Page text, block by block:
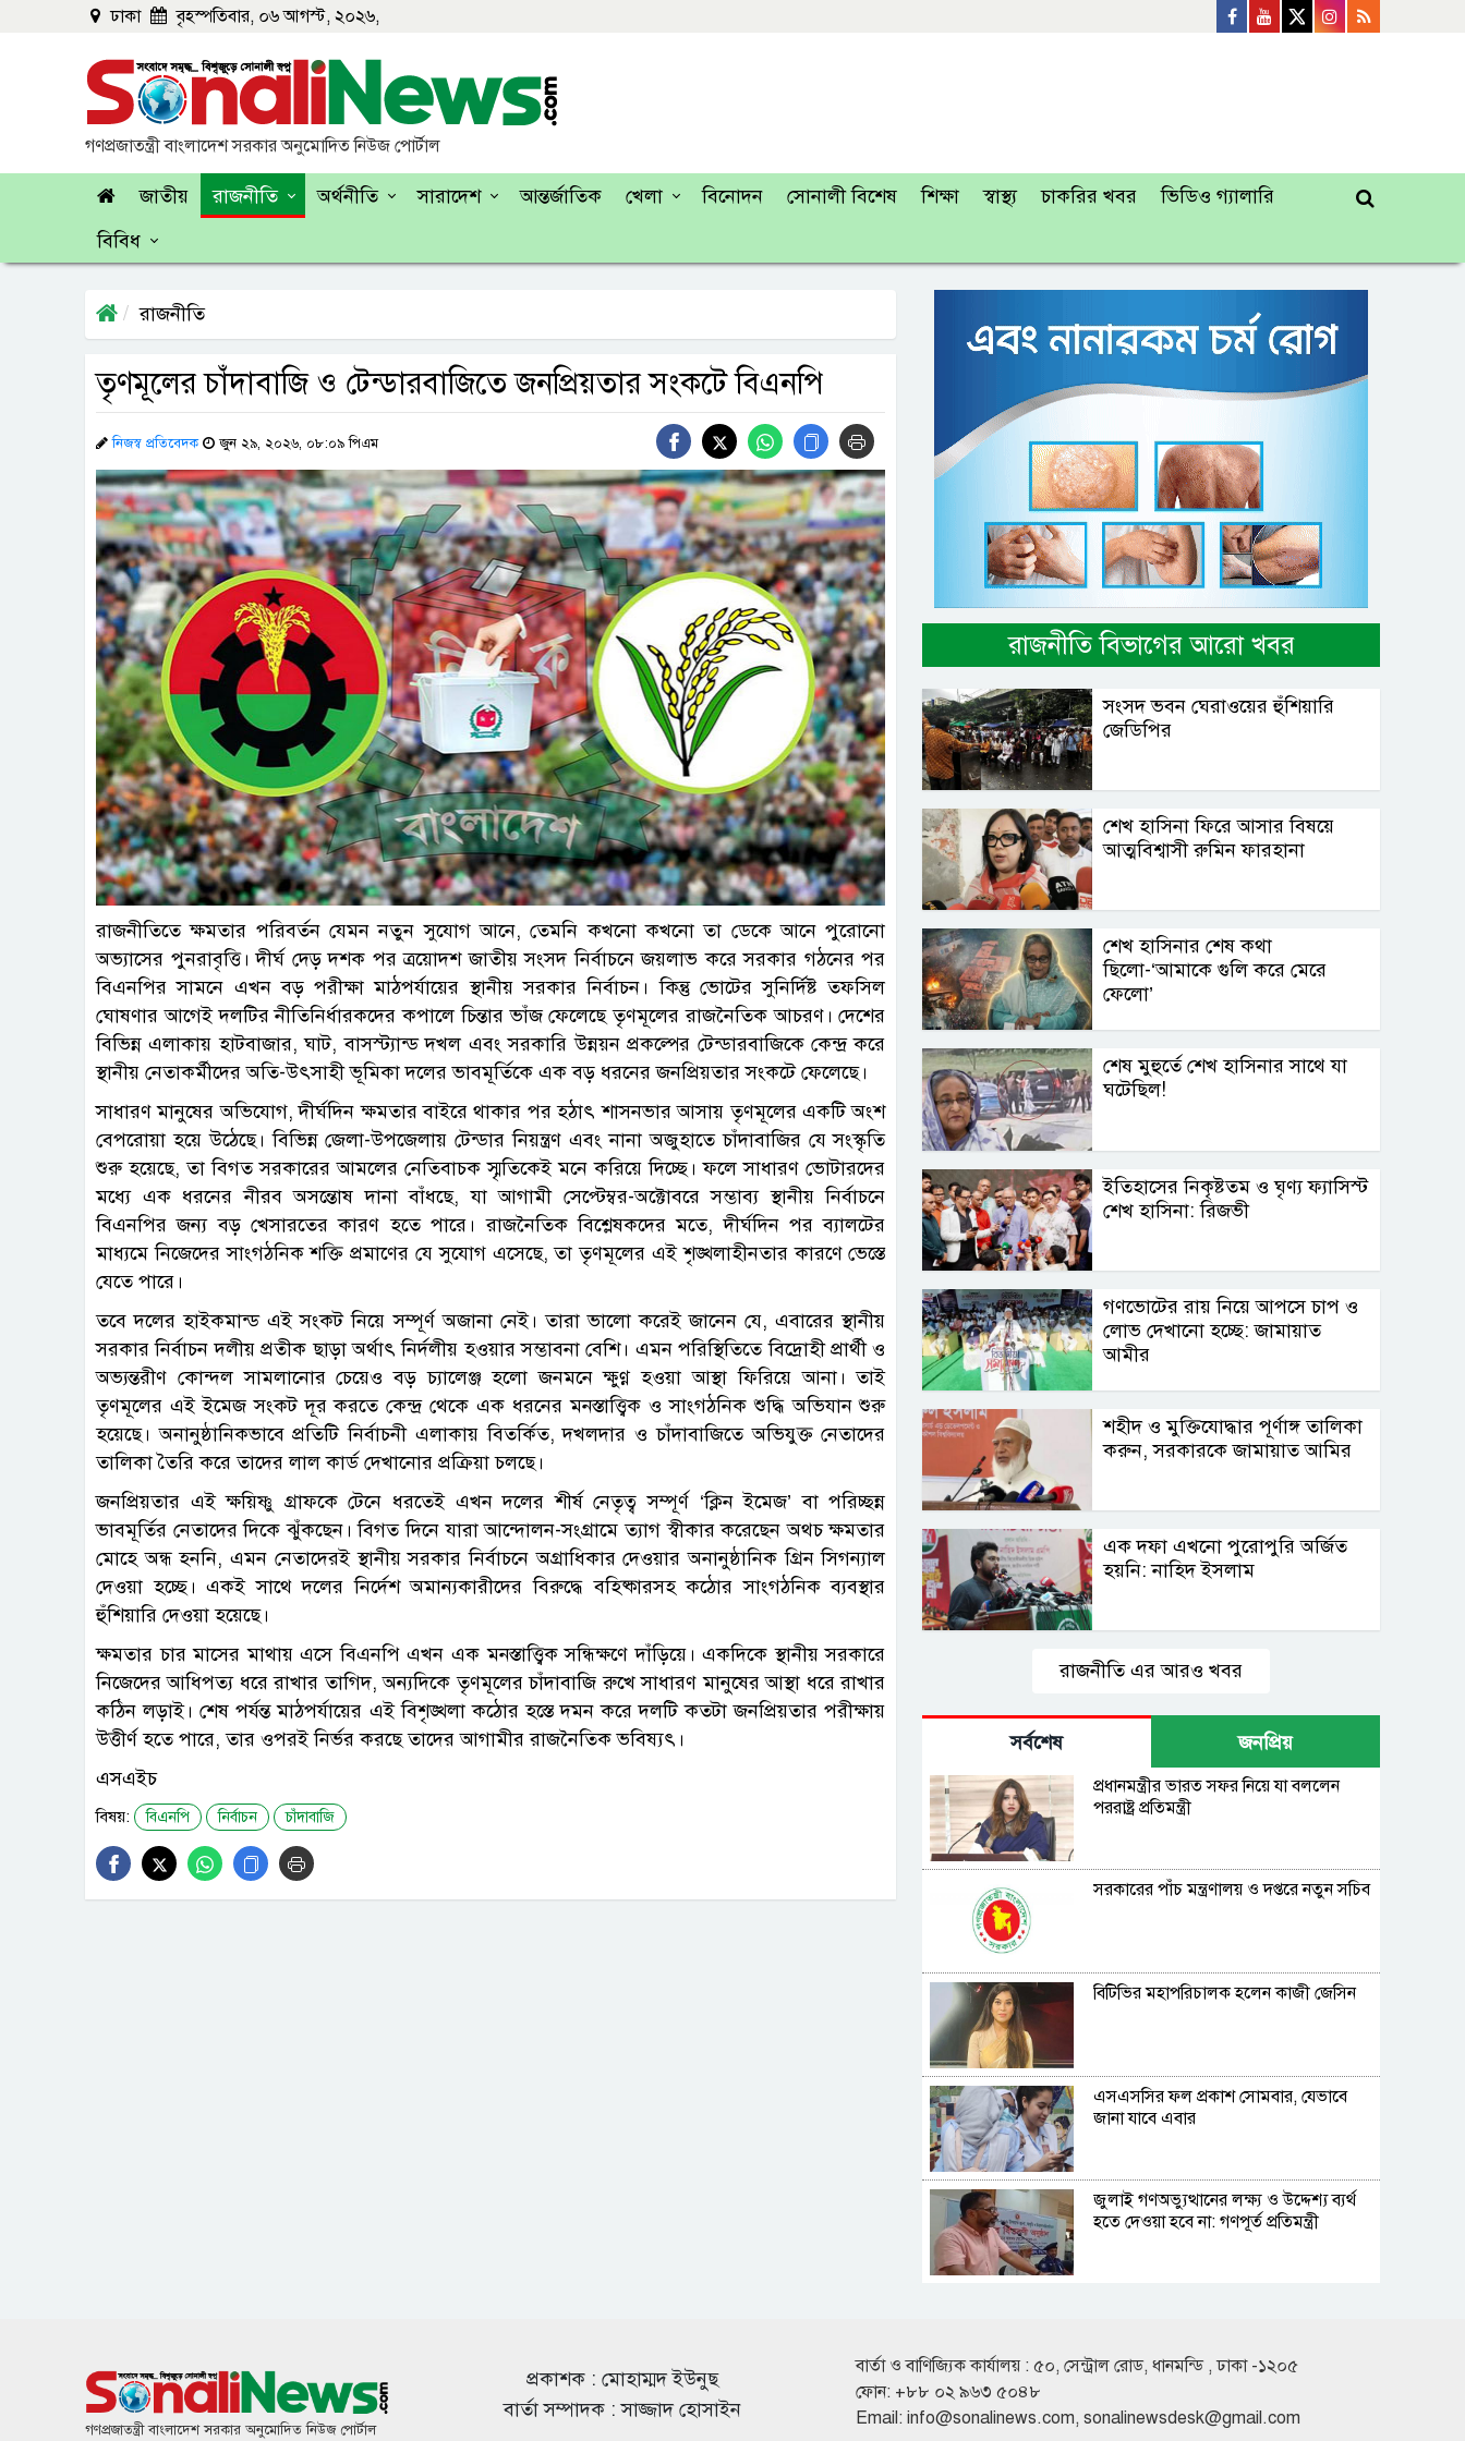
ঢাকা বৃহস্পতিবার, ০৬ আগস্ট, ২০২৬,
গণপ্রজাতন্ত্রী বাংলাদেশ সরকার অনুমোদিত নিউজ পোর্টাল
জাতীয় রাজনীতি অর্থনীতি সারাদেশ আন্তর্জাতিক খেলা বিনোদন সোনালী বিশেষ শিক্ষা স্বাস্থ্য চাকরির খবর
ভিডিও গ্যালারি
বিবিধ
রাজনীতি
তৃণমূলের চাঁদাবাজি ও টেন্ডারবাজিতে জনপ্রিয়তার সংকটে বিএনপি
নিজস্ব প্রতিবেদক জুন ২৯, ২০২৬, ০৮:০৯ পিএম
ফাইল ছবি
রাজনীতিতে ক্ষমতার পরিবর্তন যেমন নতুন সুযোগ আনে, তেমনি কখনো কখনো তা ডেকে আনে পুরোনো
অভ্যাসের পুনরাবৃত্তি। দীর্ঘ দেড় দশক পর ত্রয়োদশ জাতীয় সংসদ নির্বাচনে জয়লাভ করে সরকার গঠনের পর
বিএনপির সামনে এখন বড় পরীক্ষা মাঠপর্যায়ের স্থানীয় সরকার নির্বাচন। কিন্তু ভোটের সুনির্দিষ্ট তফসিল
ঘোষণার আগেই দলটির নীতিনির্ধারকদের কপালে চিন্তার ভাঁজ ফেলেছে তৃণমূলের রাজনৈতিক আচরণ। দেশের
বিভিন্ন এলাকায় হাটবাজার, ঘাট, বাসস্ট্যান্ড দখল এবং সরকারি উন্নয়ন প্রকল্পের টেন্ডারবাজিকে কেন্দ্র করে
স্থানীয় নেতাকর্মীদের অতি-উৎসাহী ভূমিকা দলের ভাবমূর্তিকে এক বড় ধরনের জনপ্রিয়তার সংকটে ফেলেছে।
সাধারণ মানুষের অভিযোগ, দীর্ঘদিন ক্ষমতার বাইরে থাকার পর হঠাৎ শাসনভার আসায় তৃণমূলের একটি অংশ
বেপরোয়া হয়ে উঠেছে। বিভিন্ন জেলা-উপজেলায় টেন্ডার নিয়ন্ত্রণ এবং নানা অজুহাতে চাঁদাবাজির যে সংস্কৃতি
শুরু হয়েছে, তা বিগত সরকারের আমলের নেতিবাচক স্মৃতিকেই মনে করিয়ে দিচ্ছে। ফলে সাধারণ ভোটারদের
মধ্যে এক ধরনের নীরব অসন্তোষ দানা বাঁধছে, যা আগামী সেপ্টেম্বর-অক্টোবরে সম্ভাব্য স্থানীয় নির্বাচনে
বিএনপির জন্য বড় খেসারতের কারণ হতে পারে। রাজনৈতিক বিশ্লেষকদের মতে, দীর্ঘদিন পর ব্যালটের
মাধ্যমে নিজেদের সাংগঠনিক শক্তি প্রমাণের যে সুযোগ এসেছে, তা তৃণমূলের এই শৃঙ্খলাহীনতার কারণে ভেস্তে
যেতে পারে।
তবে দলের হাইকমান্ড এই সংকট নিয়ে সম্পূর্ণ অজানা নেই। তারা ভালো করেই জানেন যে, এবারের স্থানীয়
সরকার নির্বাচন দলীয় প্রতীক ছাড়া অর্থাৎ নির্দলীয় হওয়ার সম্ভাবনা বেশি। এমন পরিস্থিতিতে বিদ্রোহী প্রার্থী ও
অভ্যন্তরীণ কোন্দল সামলানোর চেয়েও বড় চ্যালেঞ্জ হলো জনমনে ক্ষুণ্ণ হওয়া আস্থা ফিরিয়ে আনা। তাই
তৃণমূলের এই ইমেজ সংকট দূর করতে কেন্দ্র থেকে এক ধরনের মনস্তাত্ত্বিক ও সাংগঠনিক শুদ্ধি অভিযান শুরু
হয়েছে। অনানুষ্ঠানিকভাবে প্রতিটি নির্বাচনী এলাকায় বিতর্কিত, দখলদার ও চাঁদাবাজিতে অভিযুক্ত নেতাদের
তালিকা তৈরি করে তাদের লাল কার্ড দেখানোর প্রক্রিয়া চলছে।
জনপ্রিয়তার এই ক্ষয়িষ্ণু গ্রাফকে টেনে ধরতেই এখন দলের শীর্ষ নেতৃত্ব সম্পূর্ণ ‘ক্লিন ইমেজ’ বা পরিচ্ছন্ন
ভাবমূর্তির নেতাদের দিকে ঝুঁকছেন। বিগত দিনে যারা আন্দোলন-সংগ্রামে ত্যাগ স্বীকার করেছেন অথচ ক্ষমতার
মোহে অন্ধ হননি, এমন নেতাদেরই স্থানীয় সরকার নির্বাচনে অগ্রাধিকার দেওয়ার অনানুষ্ঠানিক গ্রিন সিগন্যাল
দেওয়া হচ্ছে। একই সাথে দলের নির্দেশ অমান্যকারীদের বিরুদ্ধে বহিষ্কারসহ কঠোর সাংগঠনিক ব্যবস্থার
হুঁশিয়ারি দেওয়া হয়েছে।
ক্ষমতার চার মাসের মাথায় এসে বিএনপি এখন এক মনস্তাত্ত্বিক সন্ধিক্ষণে দাঁড়িয়ে। একদিকে স্থানীয় সরকারে
নিজেদের আধিপত্য ধরে রাখার তাগিদ, অন্যদিকে তৃণমূলের চাঁদাবাজি রুখে সাধারণ মানুষের আস্থা ধরে রাখার
কঠিন লড়াই। শেষ পর্যন্ত মাঠপর্যায়ের এই বিশৃঙ্খলা কঠোর হস্তে দমন করে দলটি কতটা জনপ্রিয়তার পরীক্ষায়
উত্তীর্ণ হতে পারে, তার ওপরই নির্ভর করছে তাদের আগামীর রাজনৈতিক ভবিষ্যৎ।
এসএইচ
বিষয়: বিএনপি নির্বাচন চাঁদাবাজি
রাজনীতি বিভাগের আরো খবর
সংসদ ভবন ঘেরাওয়ের হুঁশিয়ারি
জেডিপির
শেখ হাসিনা ফিরে আসার বিষয়ে
আত্মবিশ্বাসী রুমিন ফারহানা
শেখ হাসিনার শেষ কথা
ছিলো-‘আমাকে গুলি করে মেরে
ফেলো’
শেষ মুহুর্তে শেখ হাসিনার সাথে যা
ঘটেছিল!
ইতিহাসের নিকৃষ্টতম ও ঘৃণ্য ফ্যাসিস্ট
শেখ হাসিনা: রিজভী
গণভোটের রায় নিয়ে আপসে চাপ ও
লোভ দেখানো হচ্ছে: জামায়াত
আমীর
শহীদ ও মুক্তিযোদ্ধার পূর্ণাঙ্গ তালিকা
করুন, সরকারকে জামায়াত আমির
এক দফা এখনো পুরোপুরি অর্জিত
হয়নি: নাহিদ ইসলাম
রাজনীতি এর আরও খবর
সর্বশেষ জনপ্রিয়
প্রধানমন্ত্রীর ভারত সফর নিয়ে যা বললেন
পররাষ্ট্র প্রতিমন্ত্রী
সরকারের পাঁচ মন্ত্রণালয় ও দপ্তরে নতুন সচিব
বিটিভির মহাপরিচালক হলেন কাজী জেসিন
এসএসসির ফল প্রকাশ সোমবার, যেভাবে
জানা যাবে এবার
জুলাই গণঅভ্যুত্থানের লক্ষ্য ও উদ্দেশ্য ব্যর্থ
হতে দেওয়া হবে না: গণপূর্ত প্রতিমন্ত্রী
রুশ পারমাণবিক আইসব্রেকারে উত্তর মেরু
অভিযানে বাংলাদেশী শিক্ষার্থী প্রত্যয়
গণপ্রজাতন্ত্রী বাংলাদেশ সরকার অনুমোদিত নিউজ পোর্টাল
প্রকাশক : মোহাম্মদ ইউনুছ
বার্তা সম্পাদক : সাজ্জাদ হোসাইন
বার্তা ও বাণিজ্যিক কার্যালয় : ৫০, সেন্ট্রাল রোড, ধানমন্ডি , ঢাকা -১২০৫
ফোন: +৮৮ ০২ ৯৬৩ ৫০৪৮
Email: info@sonalinews.com, sonalinewsdesk@gmail.com